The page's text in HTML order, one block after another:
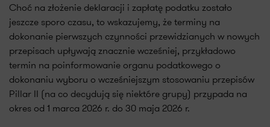
Choć na złożenie deklaracji i zapłatę podatku zostało
jeszcze sporo czasu, to wskazujemy, że terminy na
dokonanie pierwszych czynności przewidzianych w nowych
przepisach upływają znacznie wcześniej, przykładowo
termin na poinformowanie organu podatkowego o
dokonaniu wyboru o wcześniejszym stosowaniu przepisów
Pillar II (na co decydują się niektóre grupy) przypada na
okres od 1 marca 2026 r. do 30 maja 2026 r.